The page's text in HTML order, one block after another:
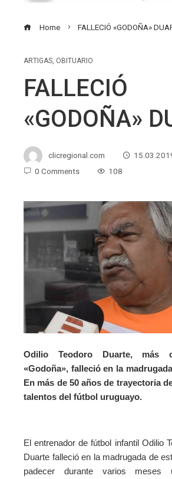
Home FALLECIÓ «GODOÑA»
ARTIGAS, OBITUARIO
FALLECIÓ
«GODOÑA»
clicregional.com
0 Comments
108
Odilio Teodoro Duarte, más
«Godoña», falleció en la
En más de 50 años de trayectoria
talentos del fútbol uruguayo.
El entrenador de fútbol infantil Odilio
Duarte falleció en la madrugada de
padecer durante varios meses